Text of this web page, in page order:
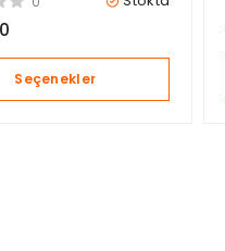
Seçenekler